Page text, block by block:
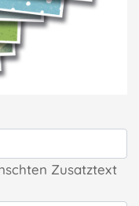
Zusatztext